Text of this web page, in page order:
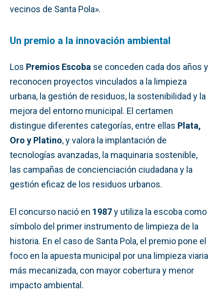
vecinos de Santa Pola».
Un premio a la innovación ambiental
Los Premios Escoba se conceden cada dos años y
reconocen proyectos vinculados a la limpieza
urbana, la gestión de residuos, la sostenibilidad y la
mejora del entorno municipal. El certamen
distingue diferentes categorías, entre ellas Plata,
Oro y Platino, y valora la implantación de
tecnologías avanzadas, la maquinaria sostenible,
las campañas de concienciación ciudadana y la
gestión eficaz de los residuos urbanos.
El concurso nació en 1987y utiliza la escoba como
símbolo del primer instrumento de limpieza de la
historia. En el caso de Santa Pola, el premio pone el
foco en la apuesta municipal por una limpieza viaria
más mecanizada, con mayor cobertura y menor
impacto ambiental.